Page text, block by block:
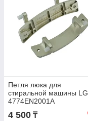
Петля люка для
стиральной машины LG
4774EN2001A
4 500 ₸